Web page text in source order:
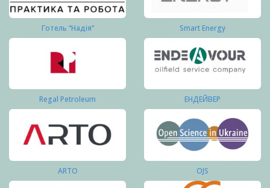
Готель “Надія” Smart Energy
Regal Petroleum ЕНДЕЙВЕР
ARTO OJS